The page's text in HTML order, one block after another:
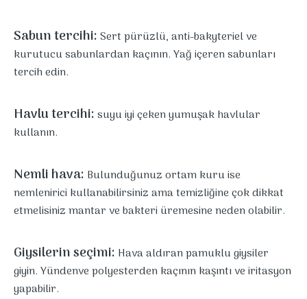
Sabun tercihi:Sert pürüzlü, anti-bakyteriel ve
kurutucu sabunlardan kaçının. Yağ içeren sabunları
tercih edin.
Havlu tercihi:suyu iyi çeken yumuşak havlular
kullanın.
Nemli hava: Bulunduğunuz ortam kuru ise
nemlenirici kullanabilirsiniz ama temizliğine çok dikkat
etmelisiniz mantar ve bakteri üremesine neden olabilir.
Giysilerin seçimi: Hava aldıran pamuklu giysiler
giyin. Yündenve polyesterden kaçının kaşıntı ve iritasyon
yapabilir.